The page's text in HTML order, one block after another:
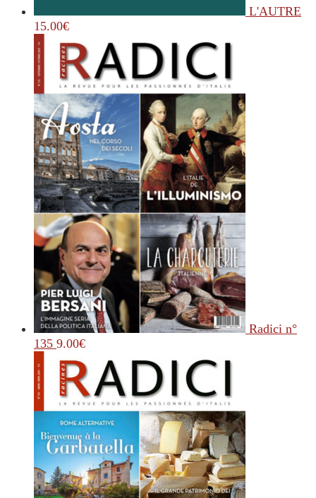
L'AUTRE
15.00€
Radici n°
135 9.00€